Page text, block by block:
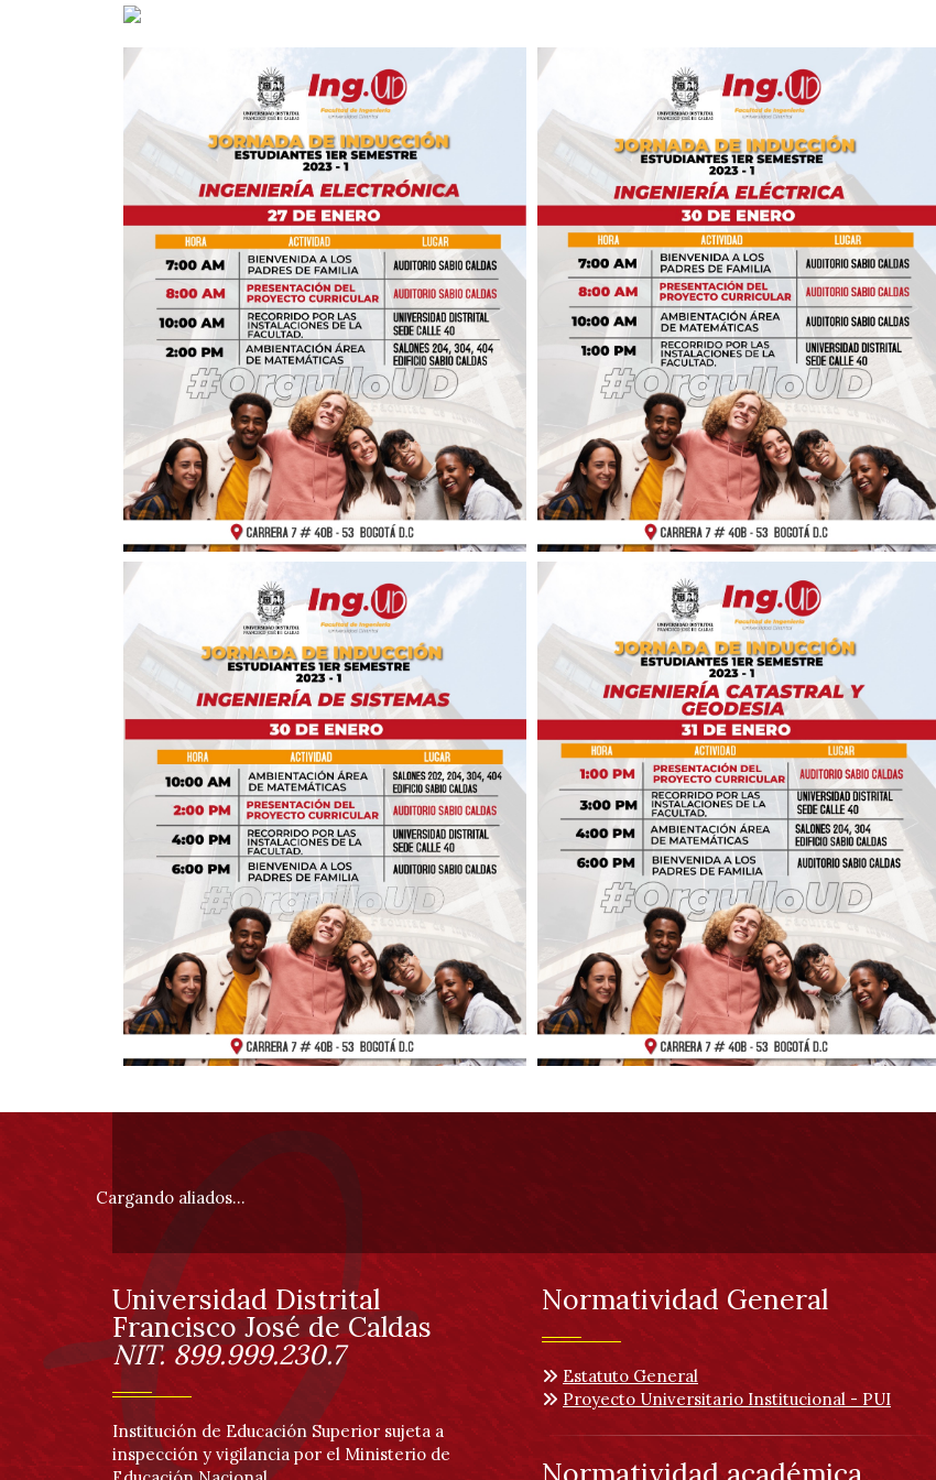
Información
pie
de
página
Cargando aliados...
Información
Universidad Distrital
Francisco José de Caldas
NIT. 899.999.230.7
Institución de Educación Superior sujeta a
inspección y vigilancia por el Ministerio de
Normatividad General
Estatuto General
Proyecto Universitario Institucional - PUI